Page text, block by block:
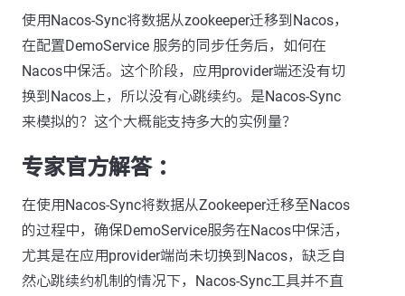
使用Nacos-Sync将数据从zookeeper迁移到Nacos，
在配置DemoService 服务的同步任务后，如何在
Nacos中保活。这个阶段，应用provider端还没有切
换到Nacos上，所以没有心跳续约。是Nacos-Sync
来模拟的？这个大概能支持多大的实例量？
专家官方解答 ：
在使用Nacos-Sync将数据从Zookeeper迁移至Nacos
的过程中，确保DemoService服务在Nacos中保活，
尤其是在应用provider端尚未切换到Nacos，缺乏自
然心跳续约机制的情况下，Nacos-Sync工具并不直